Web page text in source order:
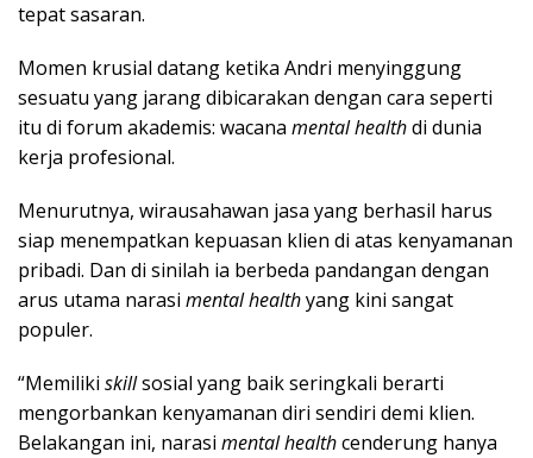
tepat sasaran.
Momen krusial datang ketika Andri menyinggung
sesuatu yang jarang dibicarakan dengan cara seperti
itu di forum akademis: wacana mental healthdi dunia
kerja profesional.
Menurutnya, wirausahawan jasa yang berhasil harus
siap menempatkan kepuasan klien di atas kenyamanan
pribadi. Dan di sinilah ia berbeda pandangan dengan
arus utama narasi mental healthyang kini sangat
populer.
“Memiliki skillsosial yang baik seringkali berarti
mengorbankan kenyamanan diri sendiri demi klien.
Belakangan ini, narasi mental healthcenderung hanya